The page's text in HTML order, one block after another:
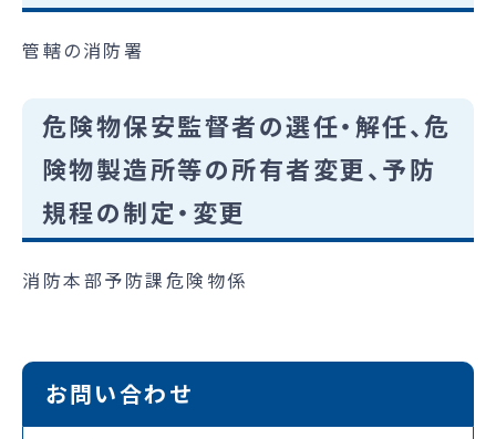
管轄の消防署
危険物保安監督者の選任・解任、危
険物製造所等の所有者変更、予防
規程の制定・変更
消防本部予防課危険物係
お問い合わせ